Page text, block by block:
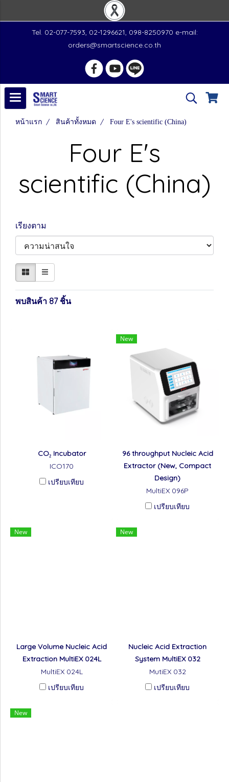
Tel. 02-077-7593, 02-1296621, 098-8250970 e-mail:
orders@smartscience.co.th
หน้าแรก สินค้าทั้งหมด Four E's scientific (China)
Four E's
scientific (China)
เรียงตาม
พบสินค้า 87 ชิ้น
CO₂ Incubator
ICO170
เปรียบเทียบ
New
96 throughput Nucleic Acid
Extractor (New, Compact
Design)
MultiEX 096P
เปรียบเทียบ
New
Large Volume Nucleic Acid
Extraction MultiEX 024L
MultiEX 024L
เปรียบเทียบ
New
Nucleic Acid Extraction
System MultiEX 032
MutiEX 032
เปรียบเทียบ
New